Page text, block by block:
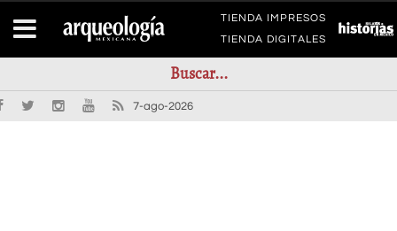
TIENDA IMPRESOS
TIENDA DIGITALES
7-ago-2026